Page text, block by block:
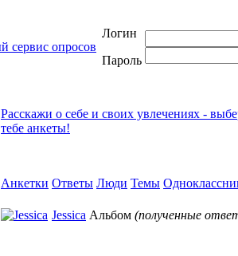
Логин
Пароль
Расскажи о себе и своих увлечениях -
тебе анкеты!
Анкетки Ответы Люди Темы
Jessica Альбом (полученные